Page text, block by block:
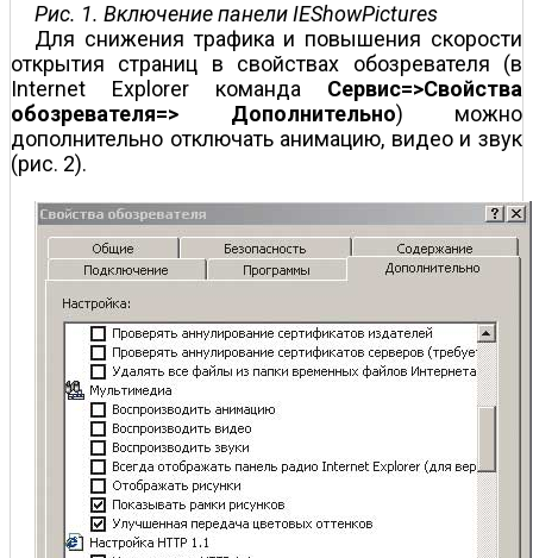
Рис. 1. Включение панели IEShowPictures
Для снижения трафика и повышения скорости
открытия страниц в свойствах обозревателя (в
Internet Explorer команда Сервис=>Свойства
обозревателя=> Дополнительно) можно
дополнительно отключать анимацию, видео и звук
(рис. 2).